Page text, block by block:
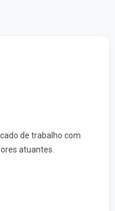
de trabalho com
atuantes.